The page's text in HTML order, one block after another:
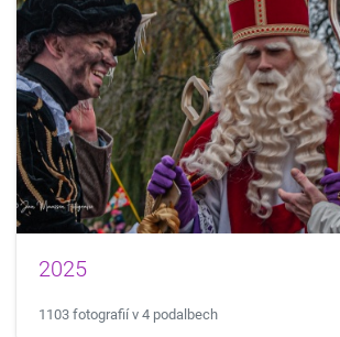
2025
1103 fotografií v 4 podalbech